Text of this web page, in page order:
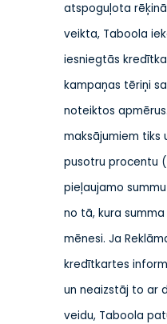
atspoguļota
veikta, Taboola
iesniegtās
kampaņas tēriņi
noteiktos
maksājumiem tiks
pusotru procentu
pieļaujamo
no tā, kura
mēnesi. Ja
kredītkartes
un neaizstāj to ar
veidu, Taboola